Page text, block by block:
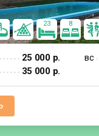
23 8
25 000 р.
35 000 р.
вс